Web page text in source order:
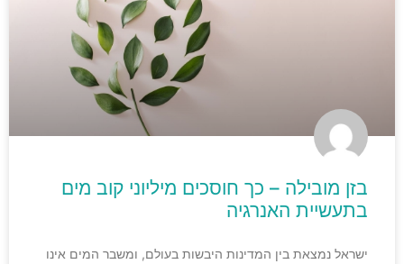
בזן מובילה – כך חוסכים מיליוני קוב מים
בתעשיית האנרגיה
ישראל נמצאת בין המדינות היבשות בעולם, ומשבר המים אינו